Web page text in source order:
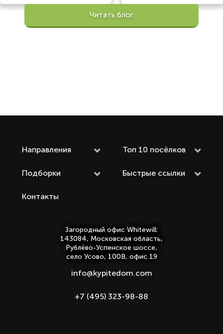
Просмотров:
Опубликована:
Читать блог
Направления Топ 10 посёлков
Подборки Быстрые ссылки
Контакты
Загородный офис Whitewill:
143084, Московская область,
Рублёво-Успенское шоссе,
село Усово, 100В, офис 19
info@kypitedom.com
+7 (495) 323-98-88